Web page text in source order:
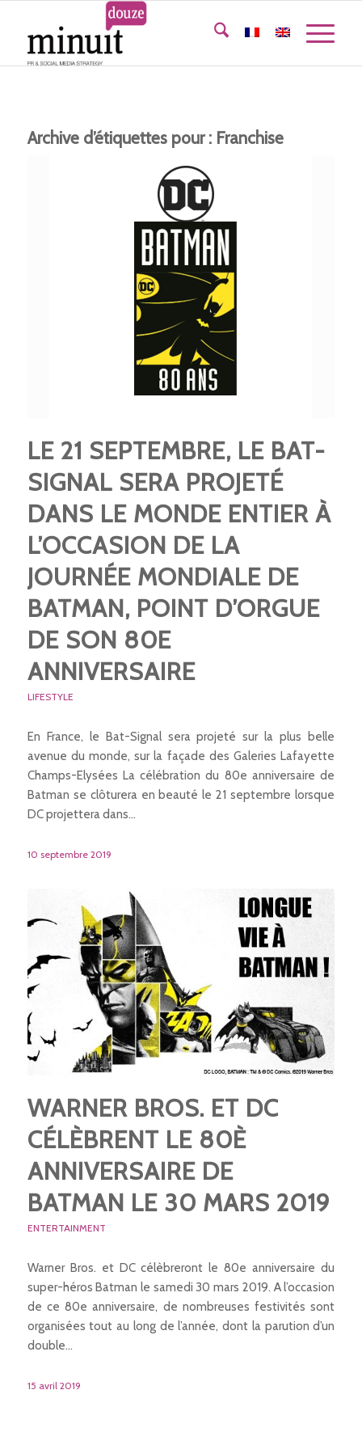
Archive d’étiquettes pour : Franchise
LE 21 SEPTEMBRE, LE BAT-
SIGNAL SERA PROJETÉ
DANS LE MONDE ENTIER À
L’OCCASION DE LA
JOURNÉE MONDIALE DE
BATMAN, POINT D’ORGUE
DE SON 80E
ANNIVERSAIRE
LIFESTYLE
En France, le Bat-Signal sera projeté sur la plus belle
avenue du monde, sur la façade des Galeries Lafayette
Champs-Elysées La célébration du 80e anniversaire de
Batman se clôturera en beauté le 21 septembre lorsque
DC projettera dans…
10 septembre 2019
WARNER BROS. ET DC
CÉLÈBRENT LE 80È
ANNIVERSAIRE DE
BATMAN LE 30 MARS 2019
ENTERTAINMENT
Warner Bros. et DC célèbreront le 80e anniversaire du
super-héros Batman le samedi 30 mars 2019. A l’occasion
de ce 80e anniversaire, de nombreuses festivités sont
organisées tout au long de l’année, dont la parution d’un
double…
15 avril 2019